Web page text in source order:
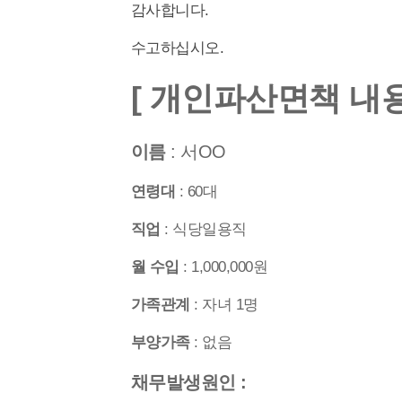
감사합니다.
수고하십시오.
[ 개인파산면책 내
이름: 서OO
연령대 : 60대
직업 : 식당일용직
월 수입 : 1,000,000원
가족관계 : 자녀 1명
부양가족: 없음
채무발생원인 :